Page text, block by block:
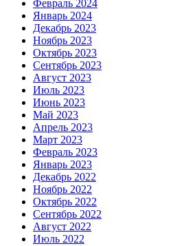
Февраль 2024
Январь 2024
Декабрь 2023
Ноябрь 2023
Октябрь 2023
Сентябрь 2023
Август 2023
Июль 2023
Июнь 2023
Май 2023
Апрель 2023
Март 2023
Февраль 2023
Январь 2023
Декабрь 2022
Ноябрь 2022
Октябрь 2022
Сентябрь 2022
Август 2022
Июль 2022